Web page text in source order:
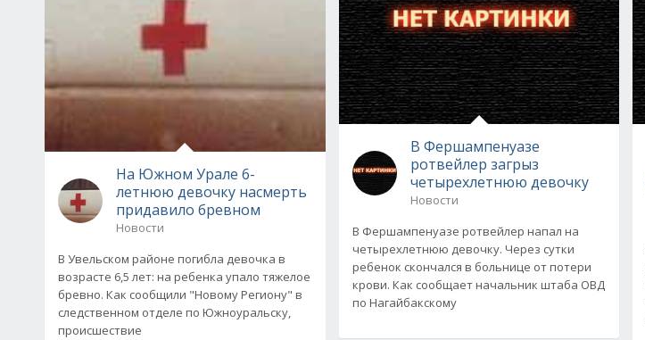
На Южном Урале 6-
летнюю девочку насмерть
придавило бревном
Новости
В Увельском районе погибла девочка в
возрасте 6,5 лет: на ребенка упало тяжелое
бревно. Как сообщили "Новому Региону" в
следственном отделе по Южноуральску,
происшествие
В Фершампенуазе
ротвейлер загрыз
четырехлетнюю девочку
Новости
В Фершампенуазе ротвейлер напал на
четырехлетнюю девочку. Через сутки
ребенок скончался в больнице от потери
крови. Как сообщает начальник штаба ОВД
по Нагайбакскому